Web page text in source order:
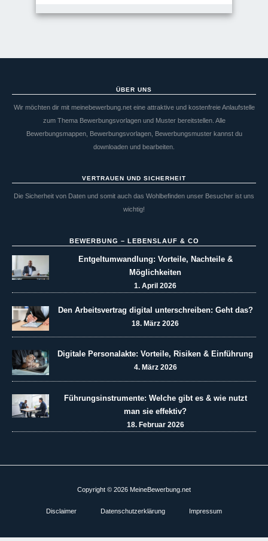
ÜBER UNS
Wir möchten dir mit meinebewerbung.net eine attraktive und kostenfreie Anlaufstelle
zum Thema Bewerbungsvorlagen und Muster bereitstellen. Alle
Bewerbungsmappen, Bewerbungsvorlagen, Bewerbungsmuster kannst du
downloaden und bearbeiten.
VERTRAUEN UND SICHERHEIT
Die Sicherheit von Daten und somit auch das Wohlbefinden unser Besucher ist uns
wichtig!
BEWERBUNG – LEBENSLAUF & CO
Entgeltumwandlung: Vorteile, Nachteile &
Möglichkeiten
1. April 2026
Den Arbeitsvertrag digital unterschreiben: Geht das?
18. März 2026
Digitale Personalakte: Vorteile, Risiken & Einführung
4. März 2026
Führungsinstrumente: Welche gibt es & wie nutzt
man sie effektiv?
18. Februar 2026
Copyright © 2026 MeineBewerbung.net
Disclaimer Datenschutzerklärung Impressum